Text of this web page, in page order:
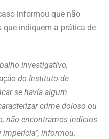
informou que não
indiquem a prática de
investigativo,
do Instituto de
se havia algum
crime doloso ou
não encontramos indícios
informou.